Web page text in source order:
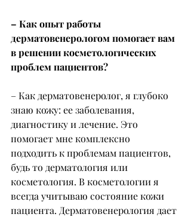
– Как опыт работы
дерматовенерологом помогает вам
в решении косметологических
проблем пациентов?
– Как дерматовенеролог, я глубоко
знаю кожу: ее заболевания,
диагностику и лечение. Это
помогает мне комплексно
подходить к проблемам пациентов,
будь то дерматология или
косметология. В косметологии я
всегда учитываю состояние кожи
пациента. Дерматовенерология дает